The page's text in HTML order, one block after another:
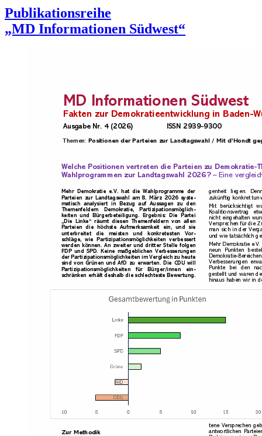
Publikationsreihe
„MD Informationen Südwest“